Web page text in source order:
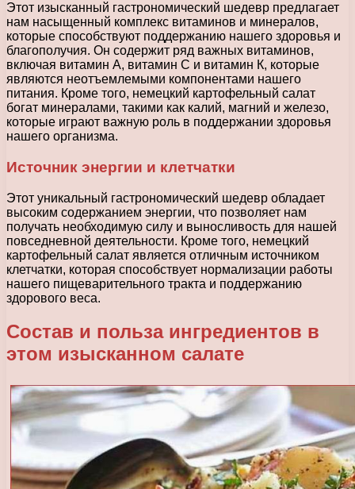
Этот изысканный гастрономический шедевр предлагает
нам насыщенный комплекс витаминов и минералов,
которые способствуют поддержанию нашего здоровья и
благополучия. Он содержит ряд важных витаминов,
включая витамин А, витамин С и витамин К, которые
являются неотъемлемыми компонентами нашего
питания. Кроме того, немецкий картофельный салат
богат минералами, такими как калий, магний и железо,
которые играют важную роль в поддержании здоровья
нашего организма.
Источник энергии и клетчатки
Этот уникальный гастрономический шедевр обладает
высоким содержанием энергии, что позволяет нам
получать необходимую силу и выносливость для нашей
повседневной деятельности. Кроме того, немецкий
картофельный салат является отличным источником
клетчатки, которая способствует нормализации работы
нашего пищеварительного тракта и поддержанию
здорового веса.
Состав и польза ингредиентов в
этом изысканном салате